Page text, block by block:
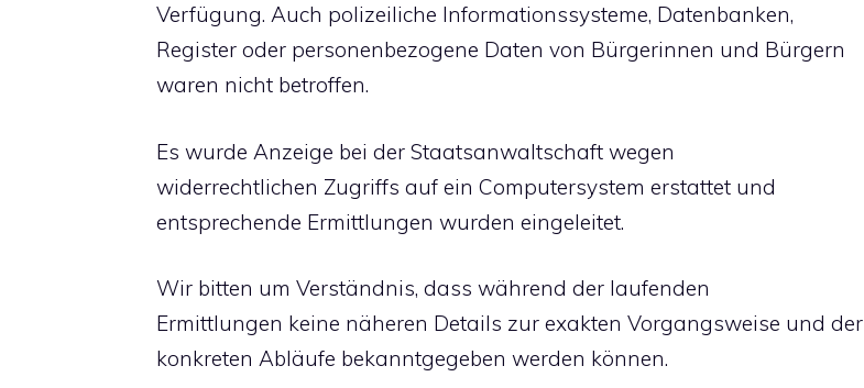
Verfügung. Auch polizeiliche Informationssysteme, Datenbanken,
Register oder personenbezogene Daten von Bürgerinnen und Bürgern
waren nicht betroffen.
Es wurde Anzeige bei der Staatsanwaltschaft wegen
widerrechtlichen Zugriffs auf ein Computersystem erstattet und
entsprechende Ermittlungen wurden eingeleitet.
Wir bitten um Verständnis, dass während der laufenden
Ermittlungen keine näheren Details zur exakten Vorgangsweise und der
konkreten Abläufe bekanntgegeben werden können.